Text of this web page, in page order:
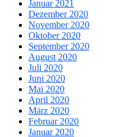
Januar 2021
Dezember 2020
November 2020
Oktober 2020
September 2020
August 2020
Juli 2020
Juni 2020
Mai 2020
April 2020
März 2020
Februar 2020
Januar 2020